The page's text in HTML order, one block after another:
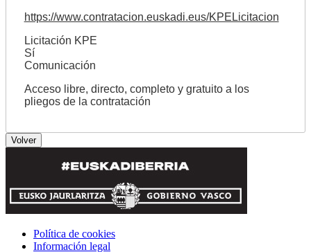
https://www.contratacion.euskadi.eus/KPELicitacion
Licitación KPE
Sí
Comunicación
Acceso libre, directo, completo y gratuito a los
pliegos de la contratación
Política de cookies
Información legal